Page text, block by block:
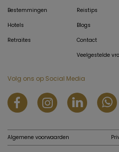
Bestemmingen
Hotels
Retraites
Reistips
Blogs
Contact
Veelgestelde
Volg ons op Social Media
Algemene voorwaarden